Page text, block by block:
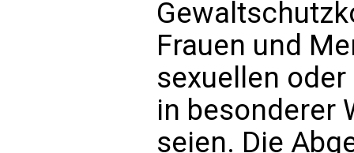
Frauen und
sexuellen
in besonderer
seien. Die